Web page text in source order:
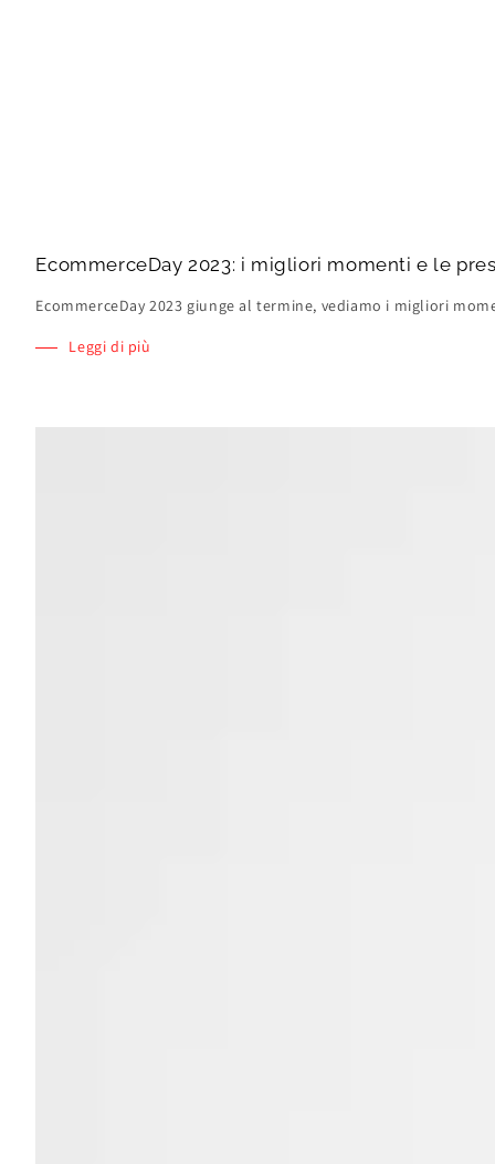
EcommerceDay 2023: i migliori momenti e le
EcommerceDay 2023 giunge al termine, vediamo i migliori
Leggi di più